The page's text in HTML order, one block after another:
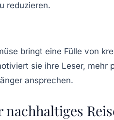
reduzieren.
bringt eine Fülle von
sie ihre Leser,
ansprechen.
nachhaltiges